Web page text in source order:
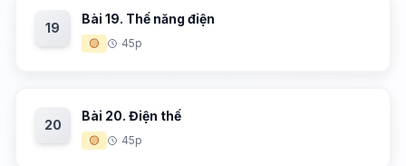
19
Bài 19. Thế năng điện
🟡 45p
20
Bài 20. Điện thế
🟡 45p